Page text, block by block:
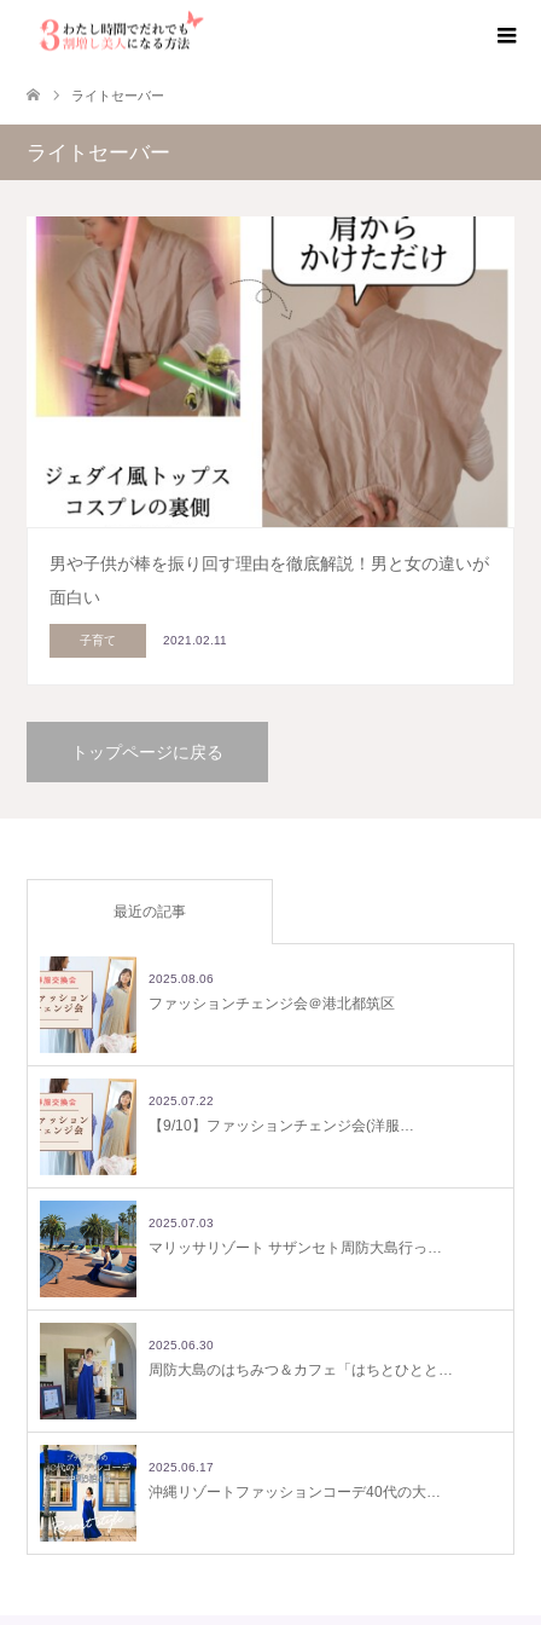
ライトセーバー
ライトセーバー
男や子供が棒を振り回す理由を徹底解説！男と女の違いが
面白い
子育て 2021.02.11
トップページに戻る
最近の記事
2025.08.06
ファッションチェンジ会＠港北都筑区
2025.07.22
【9/10】ファッションチェンジ会(洋服…
2025.07.03
マリッサリゾート サザンセト周防大島行っ…
2025.06.30
周防大島のはちみつ＆カフェ「はちとひとと…
2025.06.17
沖縄リゾートファッションコーデ40代の大…